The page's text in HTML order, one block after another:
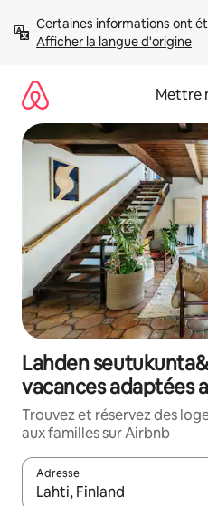
directement
Afficher la langue d'origine
Mettre
Lahden
vacances adaptées
Trouvez et réservez des
aux familles sur Airbnb
Adresse
Lorsque les résultats